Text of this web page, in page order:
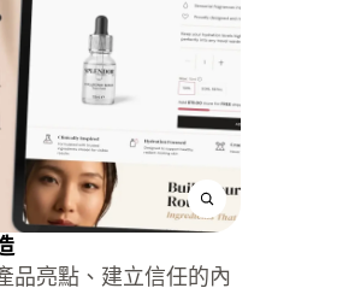
品亮點、建立信任的內